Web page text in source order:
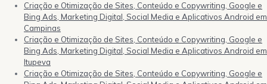
Criação e Otimização de Sites, Conteúdo e Copywriting, Google e
Bing Ads, Marketing Digital, Social Media e Aplicativos Android em
Campinas
Criação e Otimização de Sites, Conteúdo e Copywriting, Google e
Bing Ads, Marketing Digital, Social Media e Aplicativos Android em
Itupeva
Criação e Otimização de Sites, Conteúdo e Copywriting, Google e